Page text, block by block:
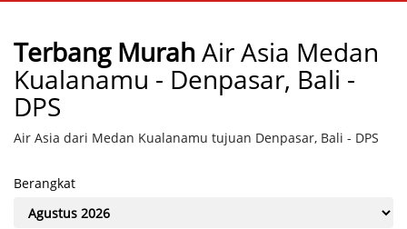
Terbang MurahAir Asia Medan
Kualanamu - Denpasar, Bali -
DPS
Air Asia dari Medan Kualanamu tujuan Denpasar, Bali - DPS
Berangkat